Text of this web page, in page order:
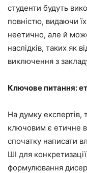
студенти будуть
повністю, видаючи
неетично, але й
наслідків, таких як
виключення з
Ключове питання:
На думку
ключовим є етичне
спочатку написати
ШІ для
формулювання